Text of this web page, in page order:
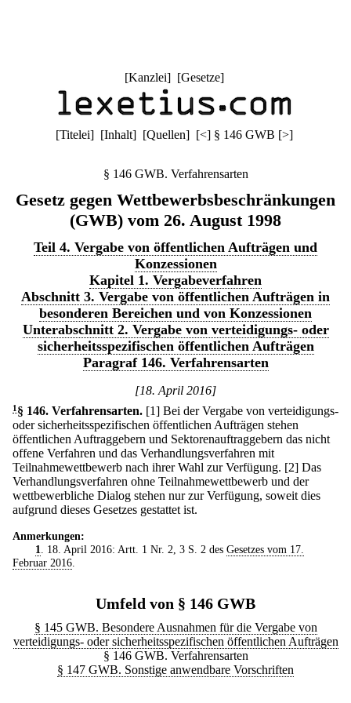
[Kanzlei] [Gesetze]
[Titelei] [Inhalt] [Quellen] [<] § 146 GWB [>]
§ 146 GWB. Verfahrensarten
Gesetz gegen Wettbewerbsbeschränkungen
(GWB) vom 26. August 1998
Teil 4. Vergabe von öffentlichen Aufträgen und
Konzessionen
Kapitel 1. Vergabeverfahren
Abschnitt 3. Vergabe von öffentlichen Aufträgen in
besonderen Bereichen und von Konzessionen
Unterabschnitt 2. Vergabe von verteidigungs- oder
sicherheitsspezifischen öffentlichen Aufträgen
Paragraf 146. Verfahrensarten
[18. April 2016]
1 § 146. Verfahrensarten. [1] Bei der Vergabe von verteidigungs-
oder sicherheitsspezifischen öffentlichen Aufträgen stehen
öffentlichen Auftraggebern und Sektorenauftraggebern das nicht
offene Verfahren und das Verhandlungsverfahren mit
Teilnahmewettbewerb nach ihrer Wahl zur Verfügung. [2] Das
Verhandlungsverfahren ohne Teilnahmewettbewerb und der
wettbewerbliche Dialog stehen nur zur Verfügung, soweit dies
aufgrund dieses Gesetzes gestattet ist.
Anmerkungen:
1
. 18. April 2016: Artt. 1 Nr. 2, 3 S. 2 des Gesetzes vom 17.
Februar 2016
Umfeld von § 146 GWB
§ 145 GWB. Besondere Ausnahmen für die Vergabe von
verteidigungs- oder sicherheitsspezifischen öffentlichen Aufträgen
§ 146 GWB. Verfahrensarten
§ 147 GWB. Sonstige anwendbare Vorschriften